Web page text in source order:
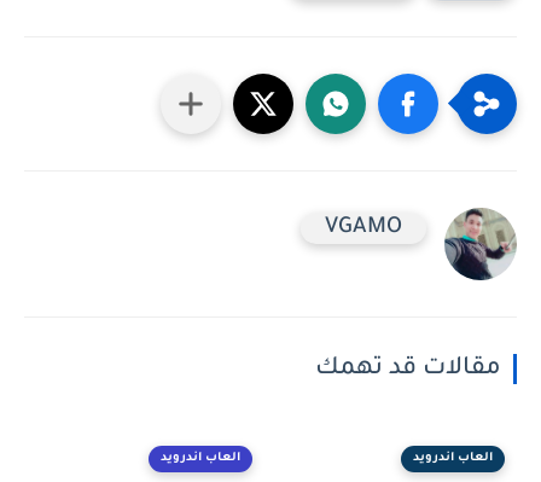
VGAMO
مقالات قد تهمك
العاب اندرويد العاب اندرويد